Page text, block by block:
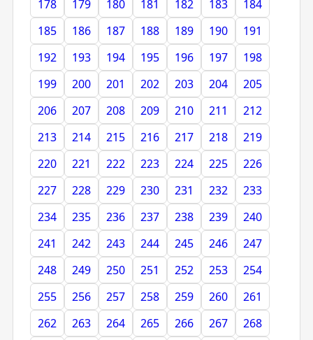
178
179 180 181 182 183
184
185
186 187 188 189 190
191
192
193 194 195 196 197
198
199
200 201 202 203 204
205
206
207 208 209 210 211
212
213
214 215 216 217 218
219
220
221 222 223 224 225
226
227
228 229 230 231 232
233
234
235 236 237 238 239
240
241
242 243 244 245 246
247
248
249 250 251 252 253
254
255
256 257 258 259 260
261
262
263 264 265 266 267 268